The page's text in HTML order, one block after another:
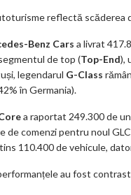
reflectă scăderea
Benz Cars a livrat
de top (Top-End),
legendarul G-Class
în Germania).
a raportat 249.300 de
de comenzi pentru noul
110.400 de vehicule,
au fost